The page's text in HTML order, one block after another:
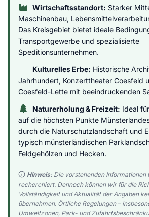
Wirtschaftsstandort: Starker
Maschinenbau,
Das Kreisgebiet bietet ideale
Transportgewerbe und spezialisierte
Speditionsunternehmen.
Kulturelles Erbe: Historische
Jahrhundert, Konzerttheater Coesfeld
Coesfeld-Lette mit beeindruckenden
Naturerholung & Freizeit: Ideal
auf die höchsten Punkte
durch die Naturschutzlandschaft und
typisch münsterländischen
Feldgehölzen und Hecken.
Hinweis:Die vorstehenden Informationen
recherchiert. Dennoch können wir für die
Vollständigkeit und Aktualität der Angaben
übernehmen. Örtliche Regelungen –
Umweltzonen, Park- und